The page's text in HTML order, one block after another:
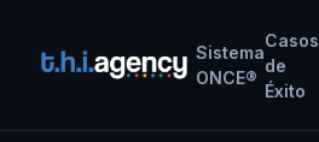
Sistema
ONCE®
Casos
de
Éxito